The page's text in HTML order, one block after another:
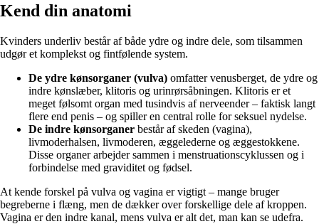
Kend din anatomi
Kvinders underliv består af både ydre og indre dele, som tilsammen
udgør et komplekst og fintfølende system.
De ydre kønsorganer (vulva) omfatter venusberget, de ydre og
indre kønslæber, klitoris og urinrørsåbningen. Klitoris er et
meget følsomt organ med tusindvis af nerveender – faktisk langt
flere end penis – og spiller en central rolle for seksuel nydelse.
De indre kønsorganer består af skeden (vagina),
livmoderhalsen, livmoderen, æggelederne og æggestokkene.
Disse organer arbejder sammen i menstruationscyklussen og i
forbindelse med graviditet og fødsel.
At kende forskel på vulva og vagina er vigtigt – mange bruger
begreberne i flæng, men de dækker over forskellige dele af kroppen.
Vagina er den indre kanal, mens vulva er alt det, man kan se udefra.